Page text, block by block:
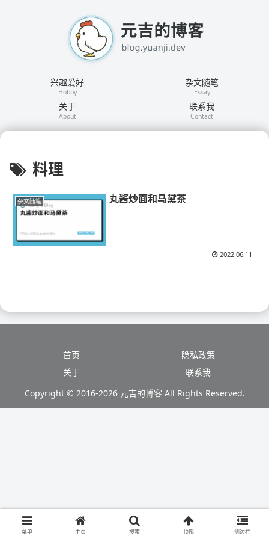
兴趣爱好
Hobby
杂文随笔
Essay
关于
About
联系我
Contact
料理
杂文随笔 丸酱炒面和马黛茶
2022.06.11
首页
隐私政策
关于
联系我
Copyright © 2016-2026 元吉的博客 All Rights Reserved.
菜单 主页 搜索 顶部 侧边栏